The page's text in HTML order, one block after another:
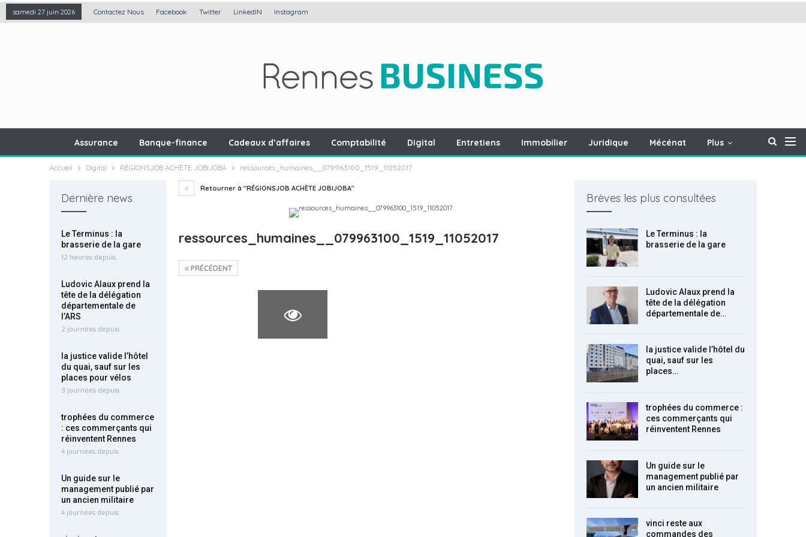
samedi 27 juin 2026 Contactez Nous Facebook Twitter LinkedIN Instagram
Assurance Banque-finance Cadeaux d’affaires Comptabilité Digital Entretiens Immobilier Juridique Mécénat Plus
Accueil Digital RÉGIONSJOB ACHÈTE JOBIJOBA ressources_humaines__079963100_1519_11052017
Retourner à "RÉGIONSJOB ACHÈTE JOBIJOBA"
ressources_humaines__079963100_1519_11052017
PRÉCÉDENT
Brèves les plus consultées
Le Terminus : la
brasserie de la gare
Ludovic Alaux prend la
tête de la délégation
départementale de…
la justice valide l’hôtel du
quai, sauf sur les
places…
trophées du commerce :
ces commerçants qui
réinventent Rennes
Un guide sur le
management publié par
un ancien militaire
vinci reste aux
commandes des
Dernière news
Le Terminus : la
brasserie de la gare
12 heures depuis
Ludovic Alaux prend la
tête de la délégation
départementale de
l’ARS
2 journées depuis
la justice valide l’hôtel
du quai, sauf sur les
places pour vélos
3 journées depuis
trophées du commerce
: ces commerçants qui
réinventent Rennes
4 journées depuis
Un guide sur le
management publié par
un ancien militaire
4 journées depuis